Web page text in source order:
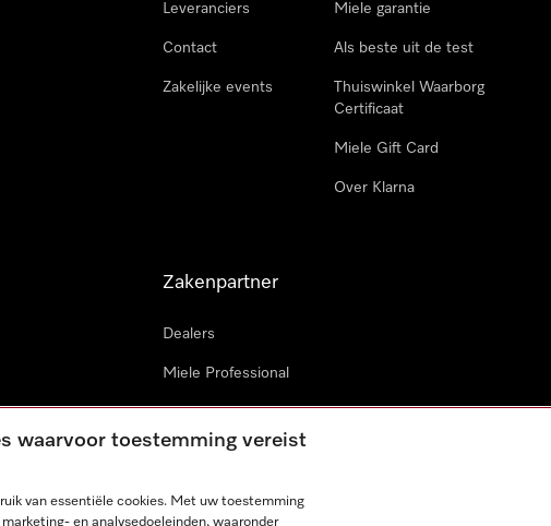
Leveranciers
Contact
Zakelijke events
Miele garantie
Als beste uit de test
Thuiswinkel Waarborg
Certificaat
Miele Gift Card
Over Klarna
Zakenpartner
Dealers
Miele Professional
Miele in projecten
Miele Marine
waarvoor toestemming vereist
van essentiële cookies. Met uw toestemming
en analysedoeleinden, waaronder